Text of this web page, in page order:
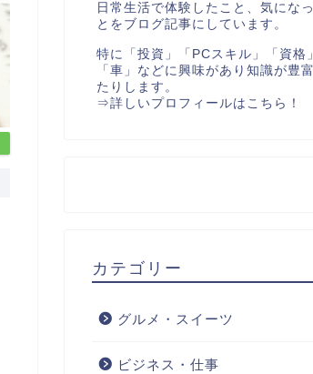
日常生活で体験したこと、気にな
とをブログ記事にしています。
特に「投資」「PCスキル」「資格」
「車」などに興味があり知識が豊
たりします。
⇒詳しいプロフィールはこちら！
カテゴリー
グルメ・スイーツ
ビジネス・仕事